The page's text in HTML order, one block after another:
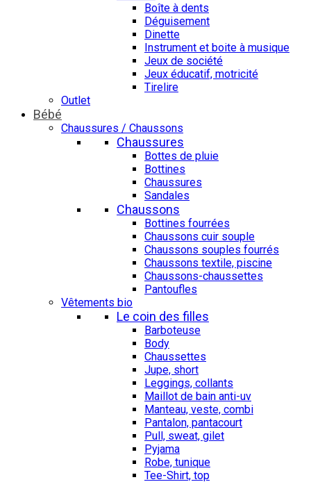
Boîte à dents
Déguisement
Dinette
Instrument et boite à musique
Jeux de société
Jeux éducatif, motricité
Tirelire
Outlet
Bébé
Chaussures / Chaussons
Chaussures
Bottes de pluie
Bottines
Chaussures
Sandales
Chaussons
Bottines fourrées
Chaussons cuir souple
Chaussons souples fourrés
Chaussons textile, piscine
Chaussons-chaussettes
Pantoufles
Vêtements bio
Le coin des filles
Barboteuse
Body
Chaussettes
Jupe, short
Leggings, collants
Maillot de bain anti-uv
Manteau, veste, combi
Pantalon, pantacourt
Pull, sweat, gilet
Pyjama
Robe, tunique
Tee-Shirt, top